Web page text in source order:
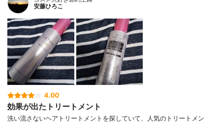
安藤ひろこ
4.00
効果が出たトリートメント
洗い流さないヘアトリートメントを探していて、人気のトリートメン